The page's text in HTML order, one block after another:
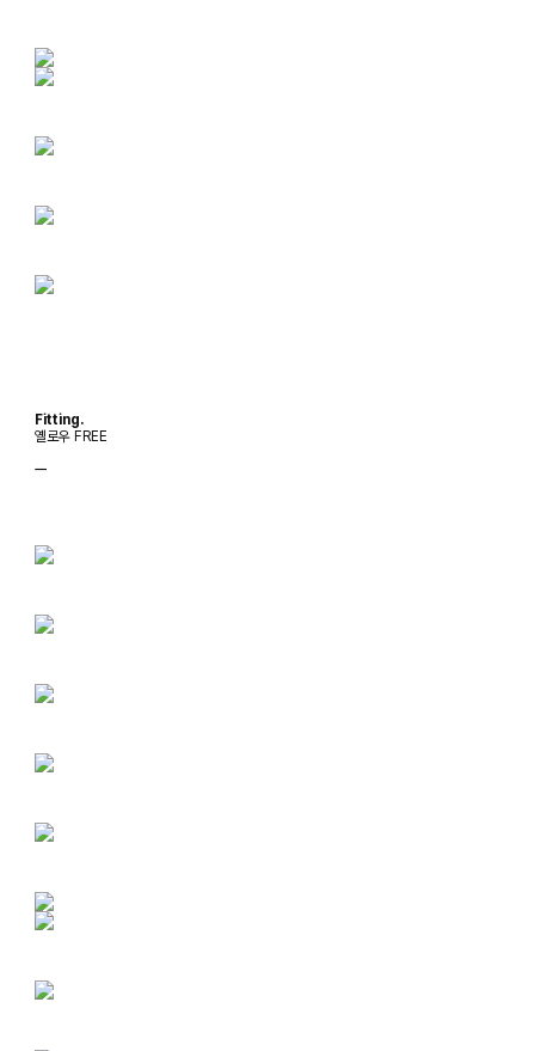
Fitting.
옐로우 FREE
ㅡ